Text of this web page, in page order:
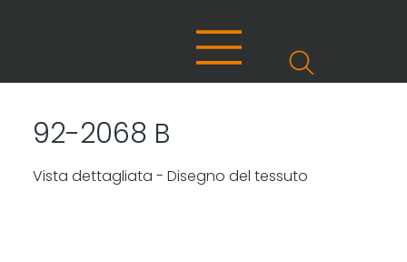
92-2068 B
Vista dettagliata - Disegno del tessuto